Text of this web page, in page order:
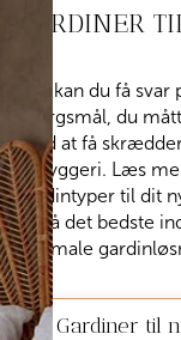
GARDINER
Her kan du få svar
spørgsmål, du
med at få
nybyggeri. Læs
gardintyper til dit
opnå det bedste
optimale
Gardiner til